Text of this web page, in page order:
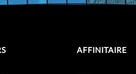
AFFINITAIRE